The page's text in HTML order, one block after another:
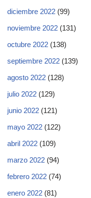
diciembre 2022 (99)
noviembre 2022 (131)
octubre 2022 (138)
septiembre 2022 (139)
agosto 2022 (128)
julio 2022 (129)
junio 2022 (121)
mayo 2022 (122)
abril 2022 (109)
marzo 2022 (94)
febrero 2022 (74)
enero 2022 (81)